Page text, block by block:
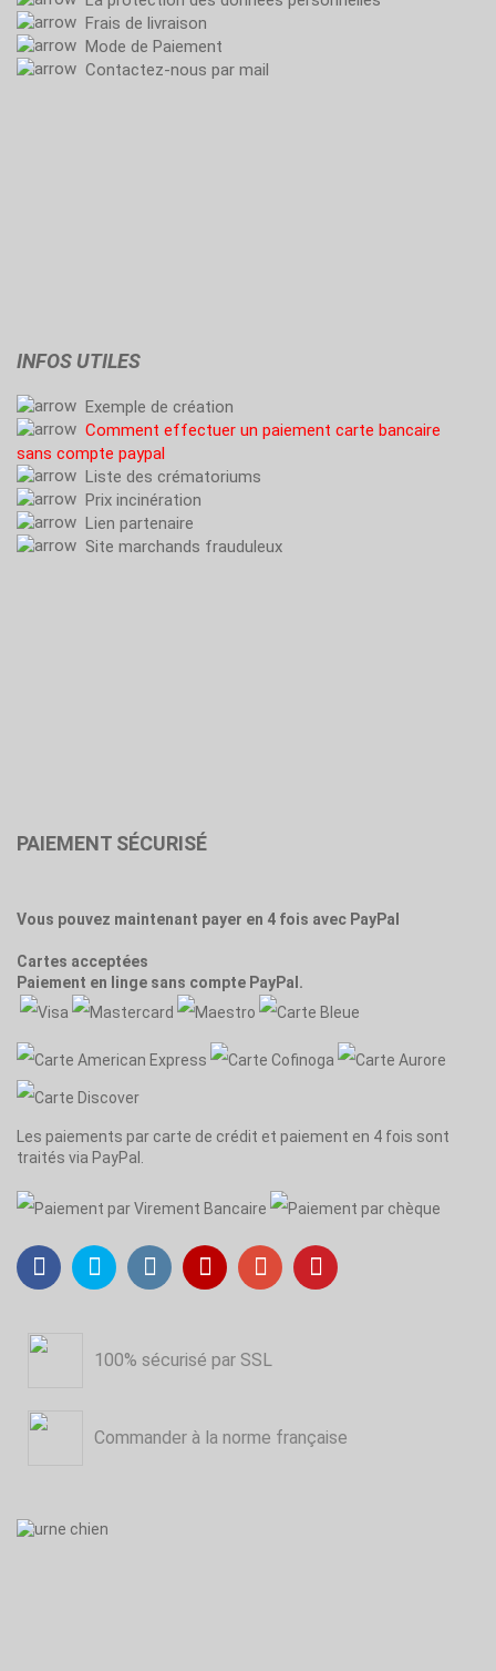
Frais de livraison
Mode de Paiement
Contactez-nous par mail
INFOS UTILES
Exemple de création
Comment effectuer un paiement carte bancaire
sans compte paypal
Liste des crématoriums
Prix incinération
Lien partenaire
Site marchands frauduleux
PAIEMENT SÉCURISÉ
Vous pouvez maintenant payer en 4 fois avec PayPal
Cartes acceptées
Paiement en linge sans compte PayPal.
Les paiements par carte de crédit et paiement en 4 fois sont
traités via PayPal.
100% sécurisé par SSL
Commander à la norme française